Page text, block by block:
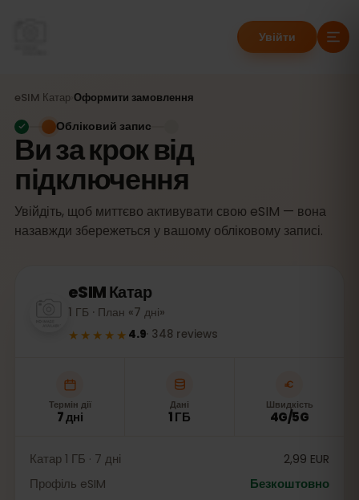
Увійти
eSIM Катар Оформити замовлення
Ви за крок від
підключення
Увійдіть, щоб миттєво активувати свою eSIM — вона
назавжди збережеться у вашому обліковому записі.
Обліковий запис
eSIMКатар
1 ГБ · План «7 дні»
★★★★★ 4.9· 348 reviews
Термін дії
7 дні
Дані
1 ГБ
Швидкість
4G/5G
Катар 1 ГБ · 7 дні
2,99 EUR
Профіль eSIM
Безкоштовно